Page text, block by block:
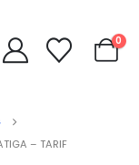
0
– TARIF